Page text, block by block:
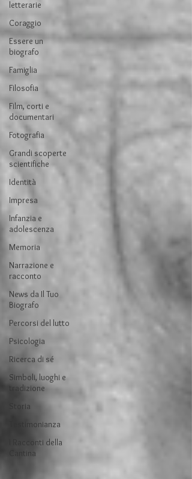
letterarie
Coraggio
Essere un
biografo
Famiglia
Filosofia
Film, corti e
documentari
Fotografia
Grandi scoperte
scientifiche
Identità
Impresa
Infanzia e
adolescenza
Memoria
Narrazione e
racconto
News da Il Tuo
Biografo
Percorsi del lutto
Psicologia
Ricerca di sé
Simboli, luoghi e
tradizione
Storia
Testimonianza
I Racconti della
Cantina